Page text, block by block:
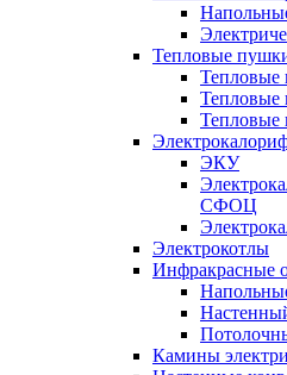
Тепловые
Тепловые
Тепловые
Тепловые
ЭКУ
СФОЦ
Электрокотлы
Инфракрасные
Камины